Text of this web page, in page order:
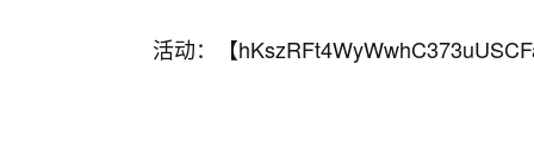
活动：【